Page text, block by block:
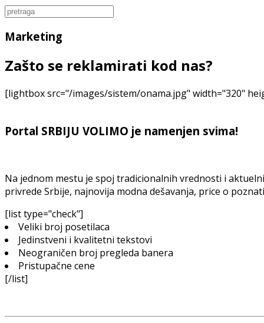
Marketing
Zašto se reklamirati kod nas?
[lightbox src="/images/sistem/onama.jpg" width="320"
Portal SRBIJU VOLIMO je namenjen svima!
Na jednom mestu je spoj tradicionalnih vrednosti i
privrede Srbije, najnovija modna dešavanja, price o
[list type="check"]
Veliki broj posetilaca
Jedinstveni i kvalitetni tekstovi
Neograničen broj pregleda banera
Pristupačne cene
[/list]